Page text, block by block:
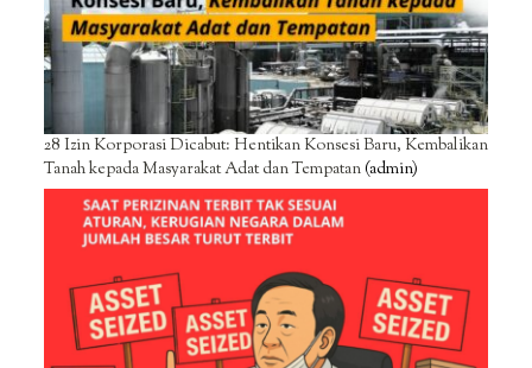
28 Izin Korporasi Dicabut: Hentikan Konsesi Baru, Kembalikan
Tanah kepada Masyarakat Adat dan Tempatan(admin)